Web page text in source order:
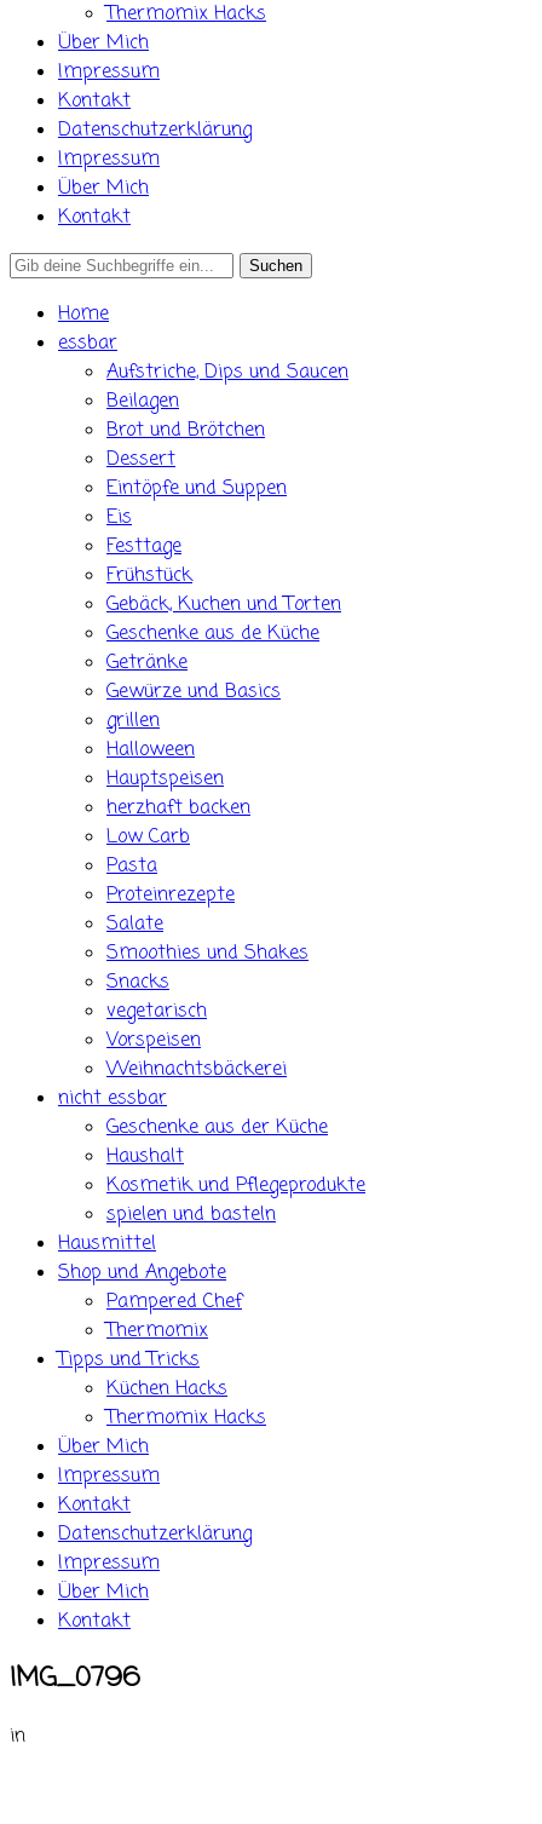
Thermomix Hacks
Über Mich
Impressum
Kontakt
Datenschutzerklärung
Impressum
Über Mich
Kontakt
Search
Home
essbar
Aufstriche, Dips und Saucen
Beilagen
Brot und Brötchen
Dessert
Eintöpfe und Suppen
Eis
Festtage
Frühstück
Gebäck, Kuchen und Torten
Geschenke aus de Küche
Getränke
Gewürze und Basics
grillen
Halloween
Hauptspeisen
herzhaft backen
Low Carb
Pasta
Proteinrezepte
Salate
Smoothies und Shakes
Snacks
vegetarisch
Vorspeisen
Weihnachtsbäckerei
nicht essbar
Geschenke aus der Küche
Haushalt
Kosmetik und Pflegeprodukte
spielen und basteln
Hausmittel
Shop und Angebote
Pampered Chef
Thermomix
Tipps und Tricks
Küchen Hacks
Thermomix Hacks
Über Mich
Impressum
Kontakt
Datenschutzerklärung
Impressum
Über Mich
Kontakt
IMG_0796
in